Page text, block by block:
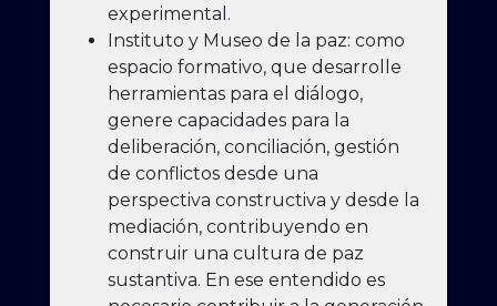
experimental.
Instituto y Museo de la paz: como
espacio formativo, que desarrolle
herramientas para el diálogo,
genere capacidades para la
deliberación, conciliación, gestión
de conflictos desde una
perspectiva constructiva y desde la
mediación, contribuyendo en
construir una cultura de paz
sustantiva. En ese entendido es